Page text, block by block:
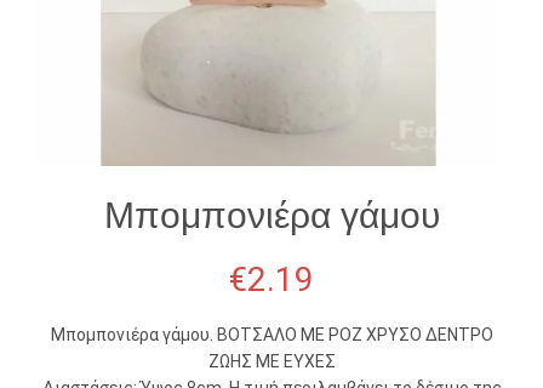
Μπομπονιέρα γάμου
€2.19
Μπομπονιέρα γάμου. ΒΟΤΣΑΛΟ ΜΕ ΡΟΖ ΧΡΥΣΟ ΔΕΝΤΡΟ
ΖΩΗΣ ΜΕ ΕΥΧΕΣ